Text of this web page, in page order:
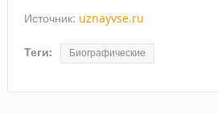
Источник: uznayvse.ru
Теги: Биографические